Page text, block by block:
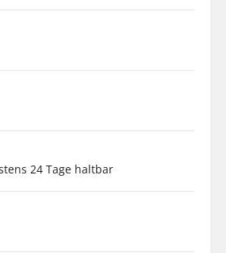
24 Tage haltbar